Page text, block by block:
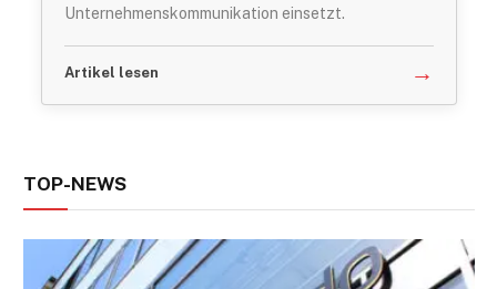
Unternehmenskommunikation einsetzt.
Artikel lesen →
TOP-NEWS